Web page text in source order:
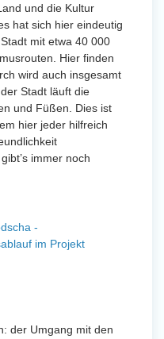
und die Kultur
hat sich hier eindeutig
mit etwa 40 000
Hier finden
wird auch insgesamt
Stadt läuft die
und Füßen. Dies ist
hier jeder hilfreich
immer noch
-
im Projekt
der Umgang mit den